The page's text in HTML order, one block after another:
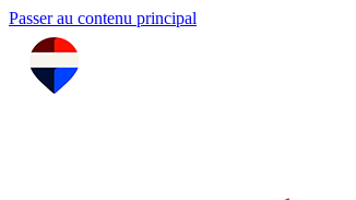
Passer au contenu principal